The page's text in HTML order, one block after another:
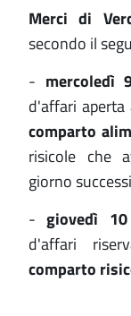
Merci di
secondo il
- mercoledì
d'affari aperta
comparto
risicole che
giorno
-giovedì
d'affari
comparto